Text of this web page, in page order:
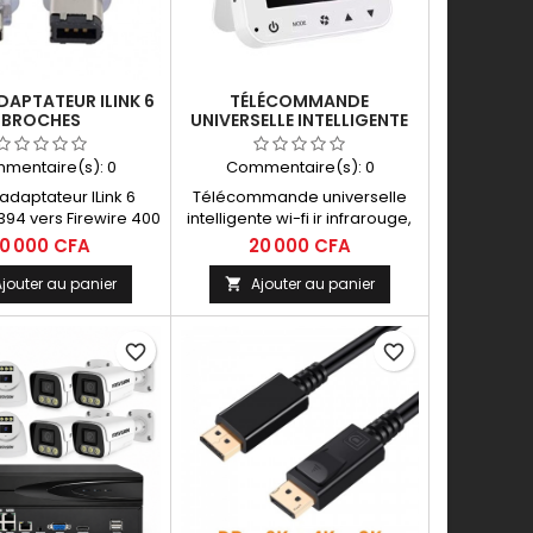
ILINK 6
BROCHES
0
ILink 6
vers Firewire 400
4 broches mâle pour
et caméscope
1.2m
000 CFA
au panier
TÉLÉCOMMANDE
UNIVERSELLE INTELLIGENTE
WI-FI IR INFRAROUGE
Commentaire(s):0
Télécommande universelle
intelligente wi-fi ir infrarouge,
thermostat de climatiseur
programmable sans fil,
télécommande ca
20 000 CFA
 Ajouter au panier
favorite_border favorite_border